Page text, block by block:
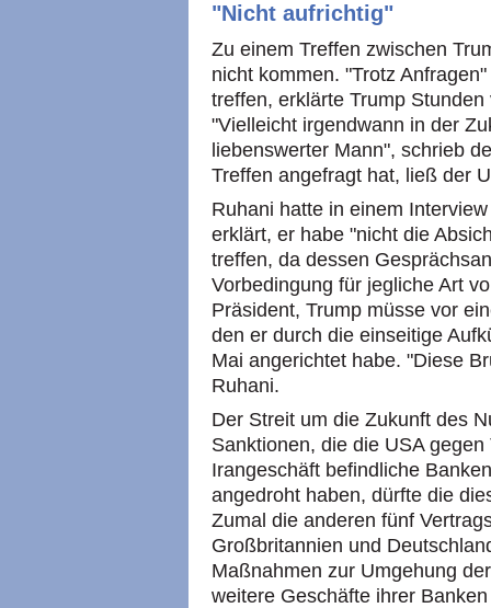
"Nicht aufrichtig"
Zu einem Treffen zwischen
nicht kommen. "Trotz
treffen, erklärte Trump
"Vielleicht irgendwann in der
liebenswerter Mann", schrieb
Treffen angefragt hat, ließ der
Ruhani hatte in einem
erklärt, er habe "nicht die
treffen, da dessen
Vorbedingung für jegliche Art
Präsident, Trump müsse vor
den er durch die einseitige
Mai angerichtet habe. "Diese
Ruhani.
Der Streit um die Zukunft des
Sanktionen, die die USA
Irangeschäft befindliche
angedroht haben, dürfte die
Zumal die anderen fünf
Großbritannien und
Maßnahmen zur Umgehung
weitere Geschäfte ihrer